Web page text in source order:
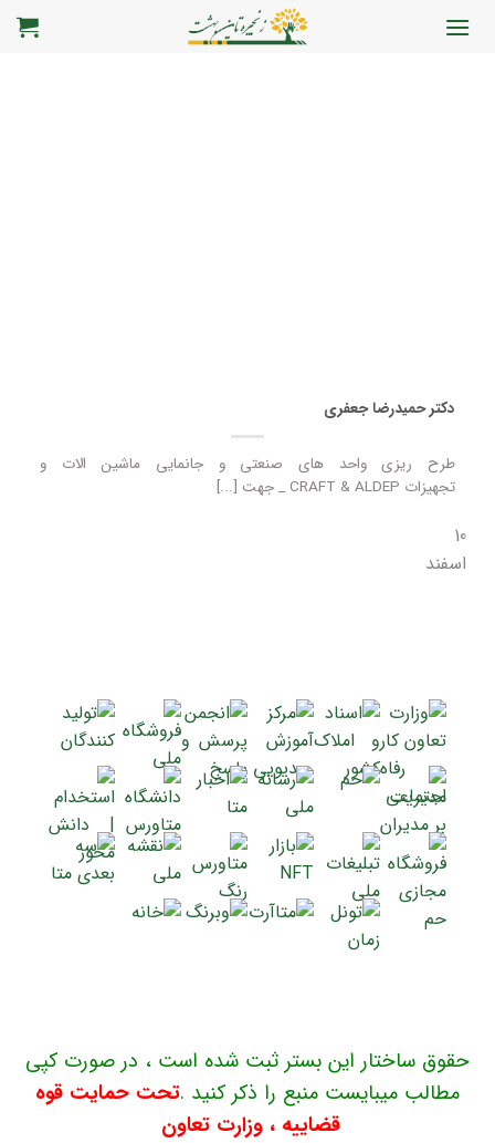
پرش
دکتر حمیدرضا جعفری
طرح ریزی واحد های صنعتی و جانمایی ماشین الات و
تجهیزات CRAFT & ALDEP _ جهت [...]
10
اسفند
حقوق ساختار این بستر ثبت شده است ، در صورت کپی
مطالب میبایست منبع را ذکر کنید .تحت حمایت قوه
قضاییه ، وزارت تعاون